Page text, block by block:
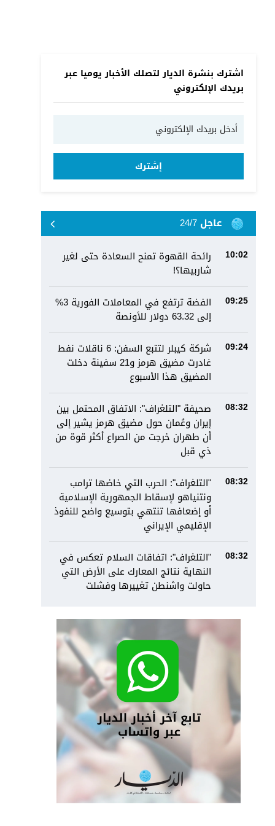
اشترك بنشرة الديار لتصلك الأخبار يوميا عبر
بريدك الإلكتروني
إشترك
عاجل 24/7
10:02
رائحة القهوة تمنح السعادة حتى لغير
شاربيها؟!
09:25
الفضة ترتفع في المعاملات الفورية 3%
إلى 63.32 دولار للأونصة
09:24
شركة كيبلر لتتبع السفن: 6 ناقلات نفط
غادرت مضيق هرمز و21 سفينة دخلت
المضيق هذا الأسبوع
08:32
صحيفة "التلغراف": الاتفاق المحتمل بين
إيران وعُمان حول مضيق هرمز يشير إلى
أن طهران خرجت من الصراع أكثر قوة من
ذي قبل
08:32
"التلغراف": الحرب التي خاضها ترامب
ونتنياهو لإسقاط الجمهورية الإسلامية
أو إضعافها تنتهي بتوسيع واضح للنفوذ
الإقليمي الإيراني
08:32
"التلغراف": اتفاقات السلام تعكس في
النهاية نتائج المعارك على الأرض التي
حاولت واشنطن تغييرها وفشلت